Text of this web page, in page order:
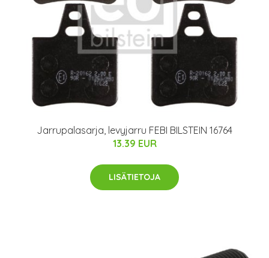
Jarrupalasarja, levyjarru FEBI BILSTEIN 16764
13.39 EUR
LISÄTIETOJA